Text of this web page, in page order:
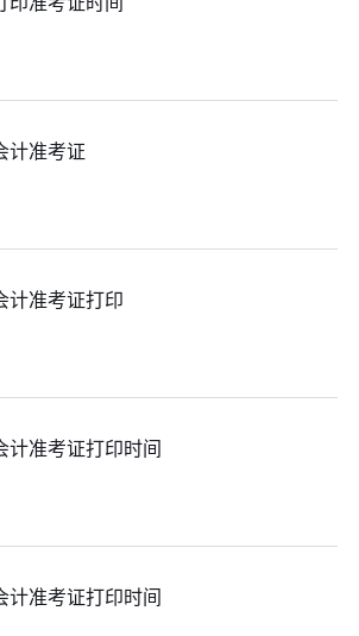
计准考证
计准考证打印
准考证打印时间
准考证打印时间